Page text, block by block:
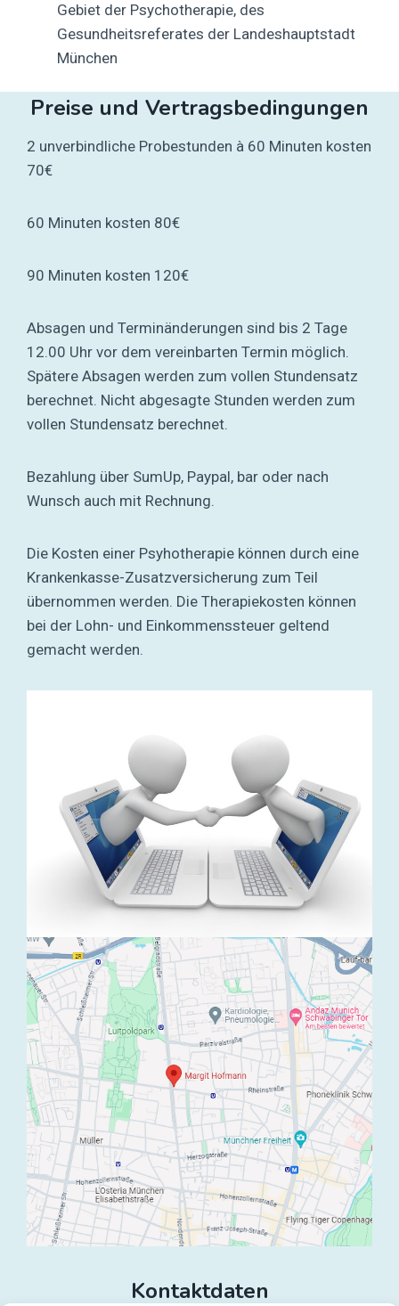
Gebiet der Psychotherapie, des
Gesundheitsreferates der Landeshauptstadt
München
Preise und Vertragsbedingungen
2 unverbindliche Probestunden à 60 Minuten kosten
70€
60 Minuten kosten 80€
90 Minuten kosten 120€
Absagen und Terminänderungen sind bis 2 Tage
12.00 Uhr vor dem vereinbarten Termin möglich.
Spätere Absagen werden zum vollen Stundensatz
berechnet. Nicht abgesagte Stunden werden zum
vollen Stundensatz berechnet.
Bezahlung über SumUp, Paypal, bar oder nach
Wunsch auch mit Rechnung.
Die Kosten einer Psyhotherapie können durch eine
Krankenkasse-Zusatzversicherung zum Teil
übernommen werden. Die Therapiekosten können
bei der Lohn- und Einkommenssteuer geltend
gemacht werden.
Kontaktdaten